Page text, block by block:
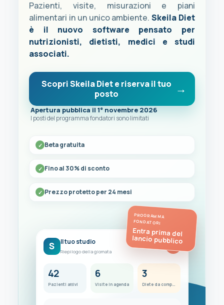
Pazienti, visite, misurazioni e piani
alimentari in un unico ambiente.Skeila Diet
è il nuovo software pensato per
nutrizionisti, dietisti, medici e studi
associati.
Scopri Skeila Diet e riserva il tuo
posto
Apertura pubblica il 1° novembre 2026
I posti del programma fondatori sono limitati
Beta gratuita
Fino al 30% di sconto
Prezzo protetto per 24 mesi
PROGRAMMA
FONDATORI
Entra prima del
lancio pubblico
S Il tuo studio
Riepilogo della giornata
FC
42
Pazienti attivi
6
Visite in agenda
3